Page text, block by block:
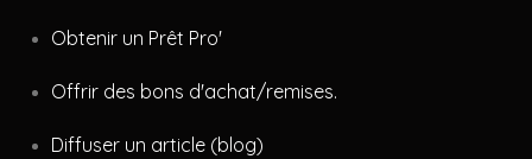
Obtenir un Prêt Pro'
Offrir des bons d'achat/remises.
Diffuser un article (blog)